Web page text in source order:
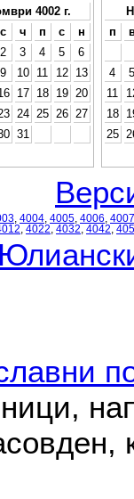
4002 г.
с ч п с
н
2 3 4 5
6
9 10 11 12
13
17 18 19
20
24 25 26
27
31
п
4
5
11
18
25
4004 4005 4006 4007
4022 4032 4042